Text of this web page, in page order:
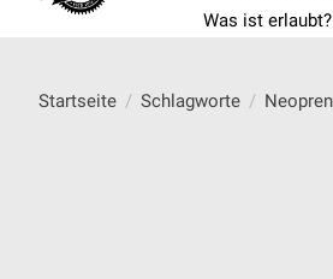
Was ist
Startseite / Schlagworte /